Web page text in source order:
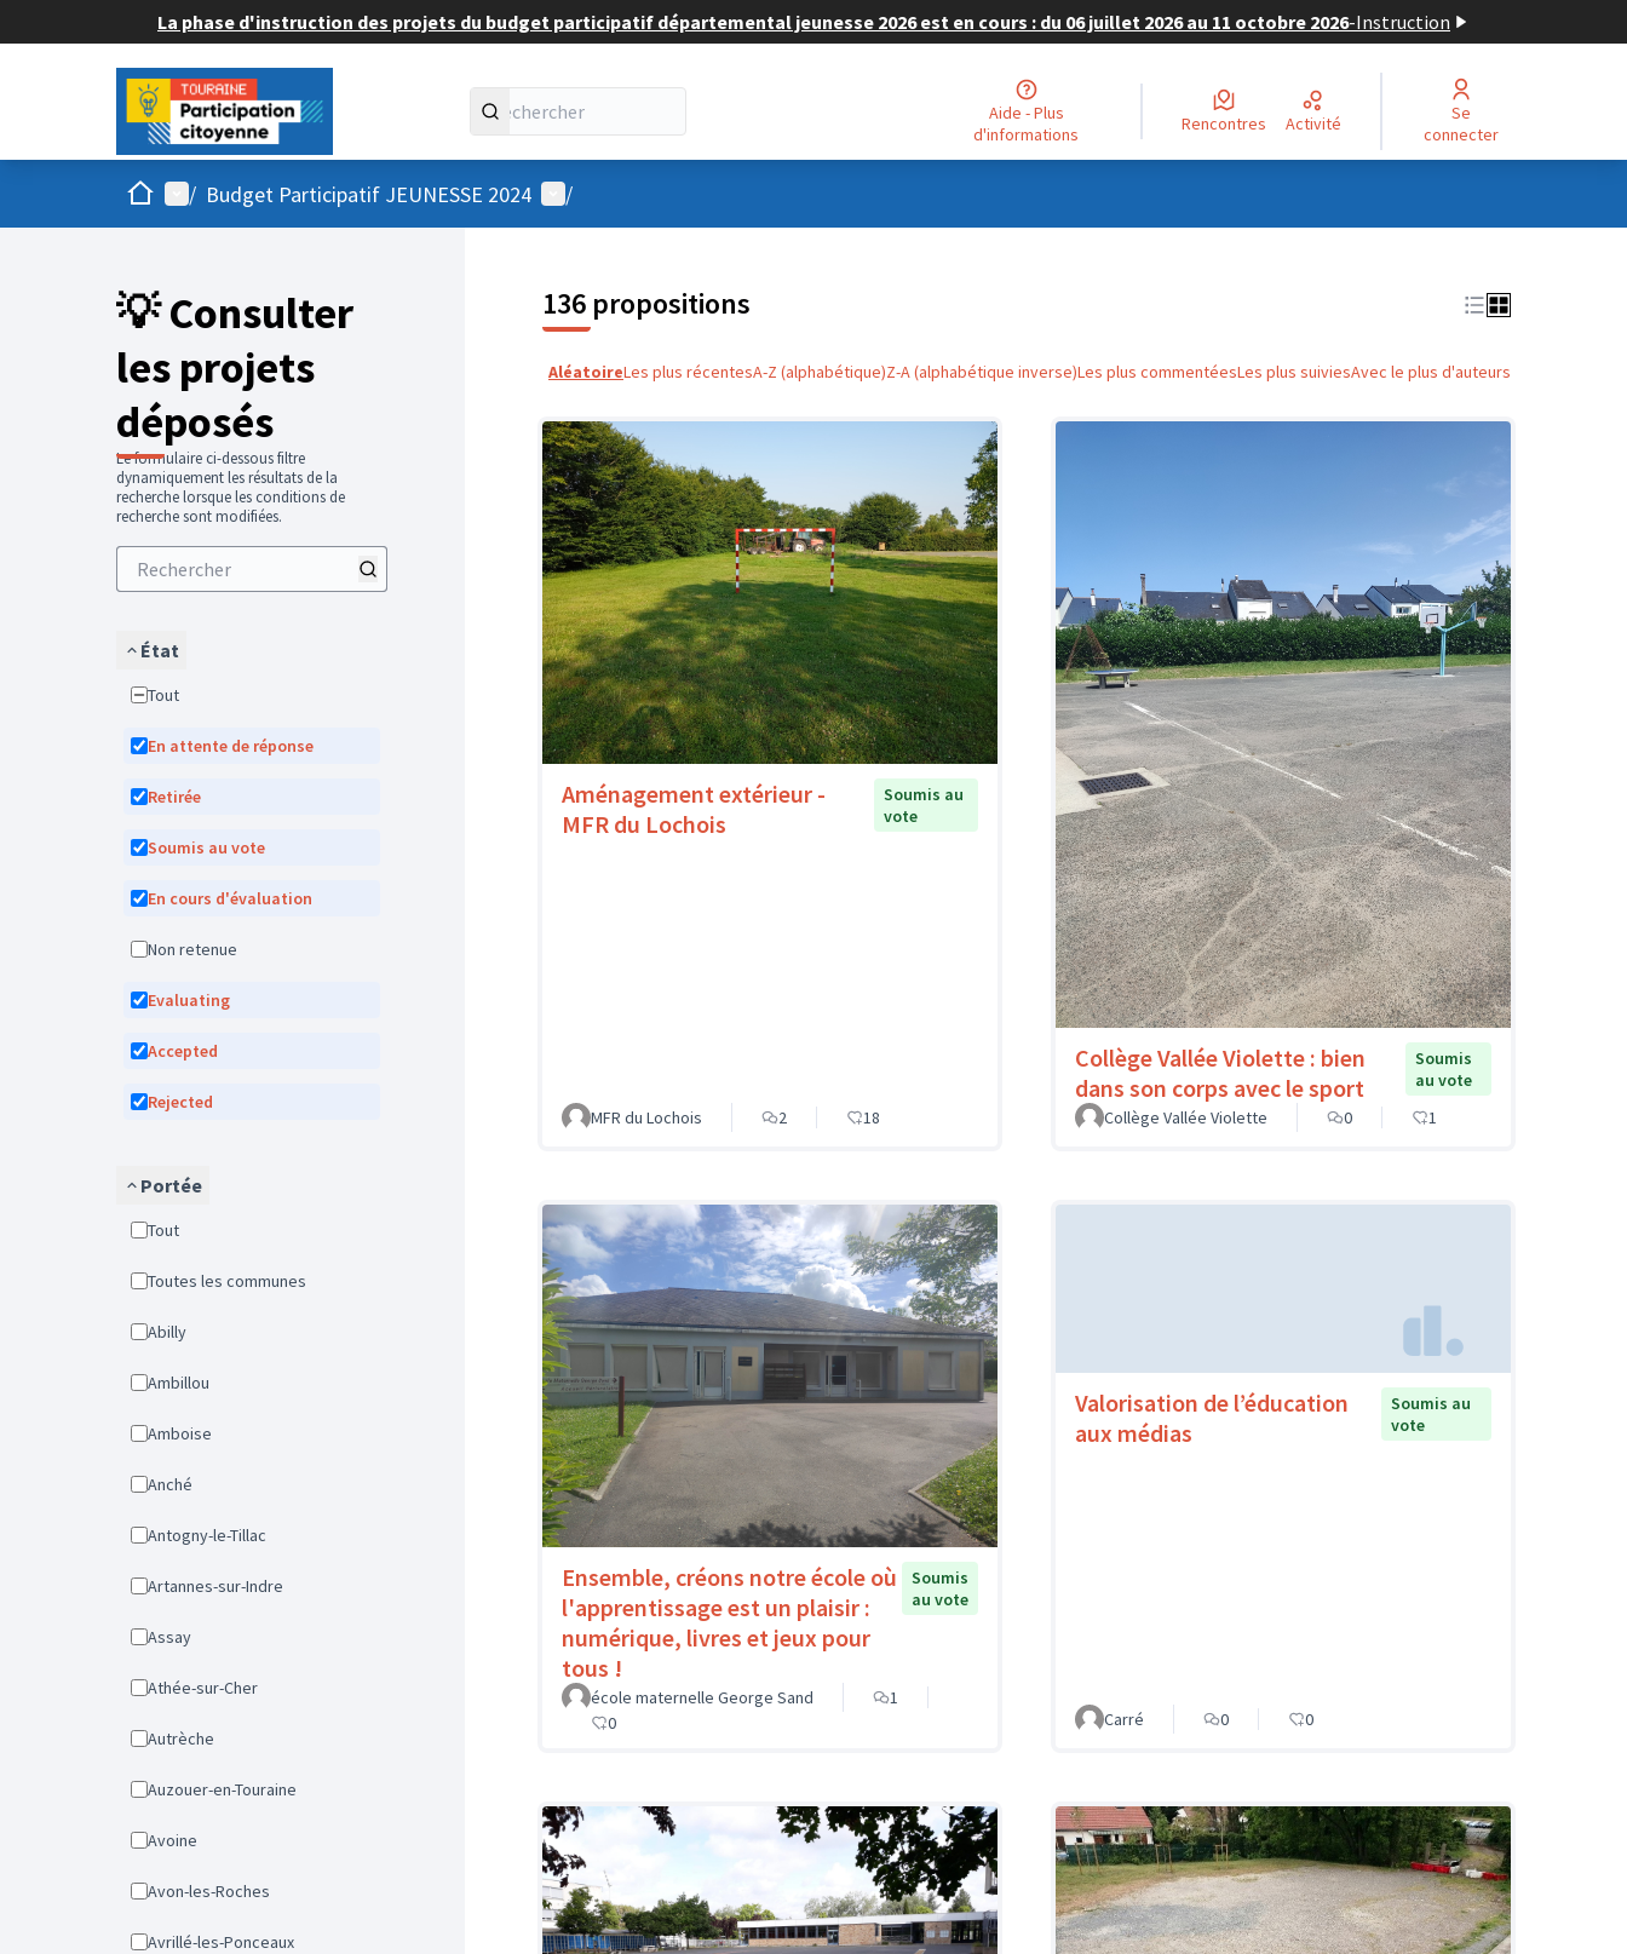
La phase d'instruction des projets du budget participatif départemental jeunesse 2026 est en cours : du 06 juillet 2026 au 11 octobre 2026-Instruction
Aide - Plus
d'informations
Rencontres Activité
Se
connecter
AccueilMenu principal
/ Budget Participatif JEUNESSE 2024 Menu utilisateur
/
💡 Consulter
les projets
déposés
Le formulaire ci-dessous filtre
dynamiquement les résultats de la
recherche lorsque les conditions de
recherche sont modifiées.
État
Tout
En attente de réponse
Retirée
Soumis au vote
En cours d'évaluation
Non retenue
Evaluating
Accepted
Rejected
Portée
Tout
Toutes les communes
Abilly
Ambillou
Amboise
Anché
Antogny-le-Tillac
Artannes-sur-Indre
Assay
Athée-sur-Cher
Autrèche
Auzouer-en-Touraine
Avoine
Avon-les-Roches
Avrillé-les-Ponceaux
136 propositions
AléatoireLes plus récentesA-Z (alphabétique)Z-A (alphabétique inverse)Les plus commentéesLes plus suiviesAvec le plus d'auteurs
Aménagement extérieur -
MFR du Lochois
Soumis au
vote
MFR du Lochois 2 18
Collège Vallée Violette : bien
dans son corps avec le sport
Soumis
au vote
Collège Vallée Violette
0 1
Ensemble, créons notre école où
l'apprentissage est un plaisir :
numérique, livres et jeux pour
tous !
Soumis
au vote
école maternelle George Sand
1
0
Valorisation de l’éducation
aux médias
Soumis au
vote
Carré 0 0